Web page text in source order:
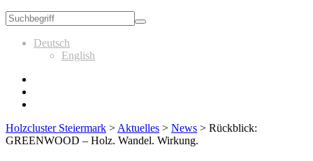
Deutsch
English
Holzcluster Steiermark > Aktuelles > News > Rückblick:
GREENWOOD – Holz. Wandel. Wirkung.